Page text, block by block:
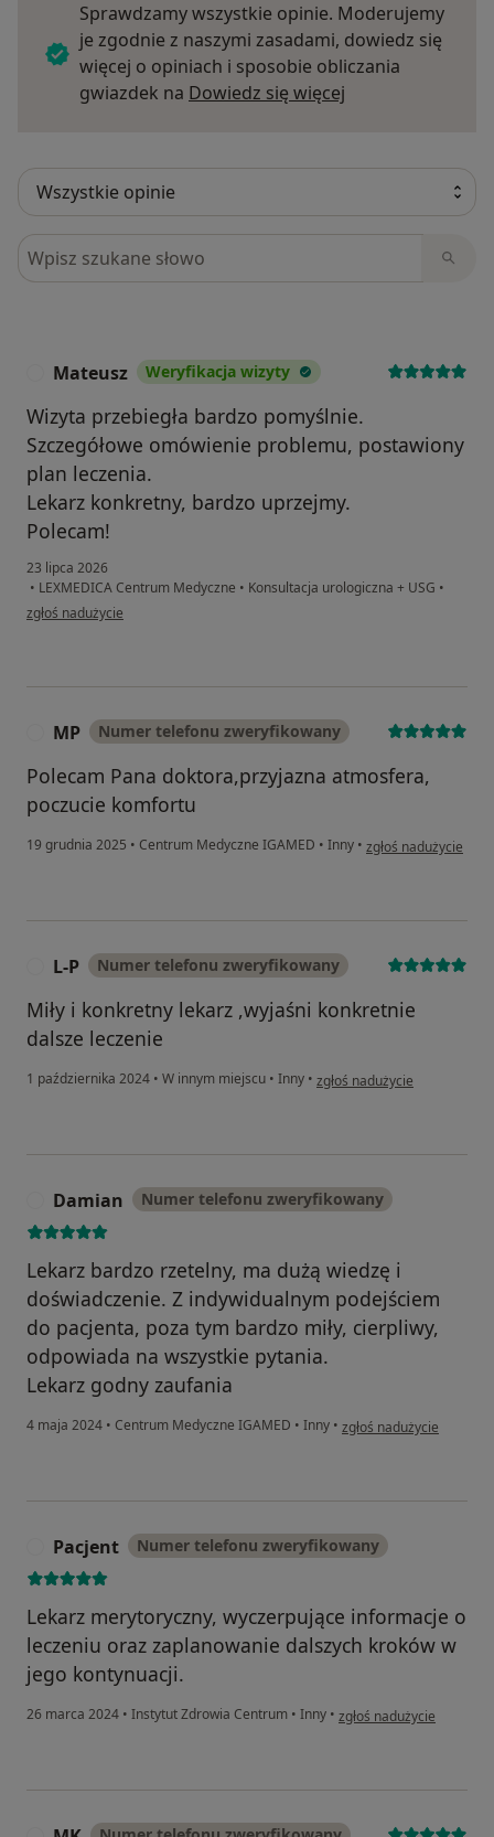
Sprawdzamy wszystkie opinie. Moderujemy
je zgodnie z naszymi zasadami, dowiedz się
więcej o opiniach i sposobie obliczania
gwiazdek na Dowiedz się więcej
Szukaj w opiniach
Mateusz Weryfikacja wizyty
Wizyta przebiegła bardzo pomyślnie.
Szczegółowe omówienie problemu, postawiony
plan leczenia.
Lekarz konkretny, bardzo uprzejmy.
Polecam!
23 lipca 2026
• LEXMEDICA Centrum Medyczne • Konsultacja urologiczna + USG •
w opinii użytkownika Mateusz
zgłoś nadużycie
MP Numer telefonu zweryfikowany
Polecam Pana doktora,przyjazna atmosfera,
poczucie komfortu
19 grudnia 2025 • Centrum Medyczne IGAMED • Inny • w opinii użytkownika
zgłoś nadużycie
L-P Numer telefonu zweryfikowany
Miły i konkretny lekarz ,wyjaśni konkretnie
dalsze leczenie
1 października 2024 • W innym miejscu • Inny • w opinii użytkownika L-P
zgłoś nadużycie
Damian Numer telefonu zweryfikowany
Lekarz bardzo rzetelny, ma dużą wiedzę i
doświadczenie. Z indywidualnym podejściem
do pacjenta, poza tym bardzo miły, cierpliwy,
odpowiada na wszystkie pytania.
Lekarz godny zaufania
4 maja 2024 • Centrum Medyczne IGAMED • Inny • w opinii użytkownika
zgłoś nadużycie
Pacjent Numer telefonu zweryfikowany
Lekarz merytoryczny, wyczerpujące informacje o
leczeniu oraz zaplanowanie dalszych kroków w
jego kontynuacji.
26 marca 2024 • Instytut Zdrowia Centrum • Inny • w opinii użytkownika
zgłoś nadużycie